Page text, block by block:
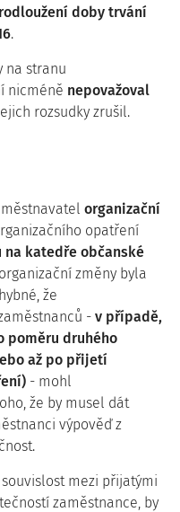
doby trvání
.
na stranu
nicméně nepovažoval
rozsudky zrušil.
organizační
opatření
na katedře občanské
změny byla
že
- v případě,
poměru druhého
až po přijetí
- mohl
že by musel dát
výpověď z
mezi přijatými
zaměstnance, by